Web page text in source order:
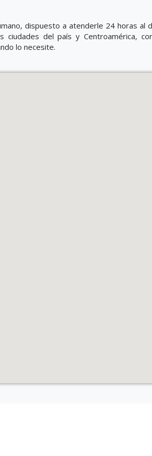
dispuesto a atenderle 24 horas al
ciudades del país y Centroamérica,
lo necesite.